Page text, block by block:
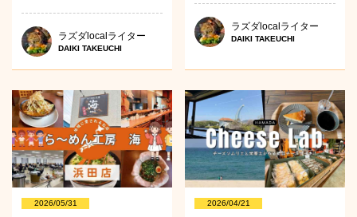
ラズダlocalライター
DAIKI TAKEUCHI
ラズダlocalライター
DAIKI TAKEUCHI
2026/05/31 2026/04/21